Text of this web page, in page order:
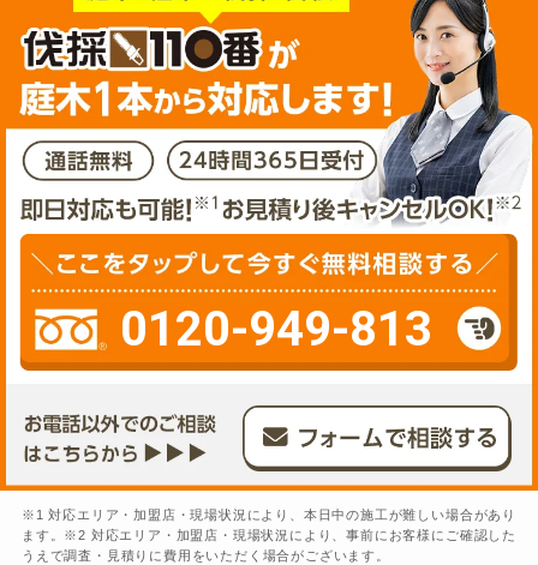
0120-949-813
※1 対応エリア・加盟店・現場状況により、本日中の施工が難しい場合があり
ます。※2 対応エリア・加盟店・現場状況により、事前にお客様にご確認した
うえで調査・見積りに費用をいただく場合がございます。